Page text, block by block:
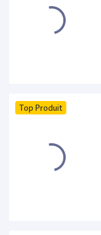
Top Produit